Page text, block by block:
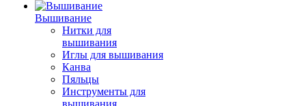
Вышивание
Нитки для
вышивания
Иглы для вышивания
Канва
Пяльцы
Инструменты для
вышивания